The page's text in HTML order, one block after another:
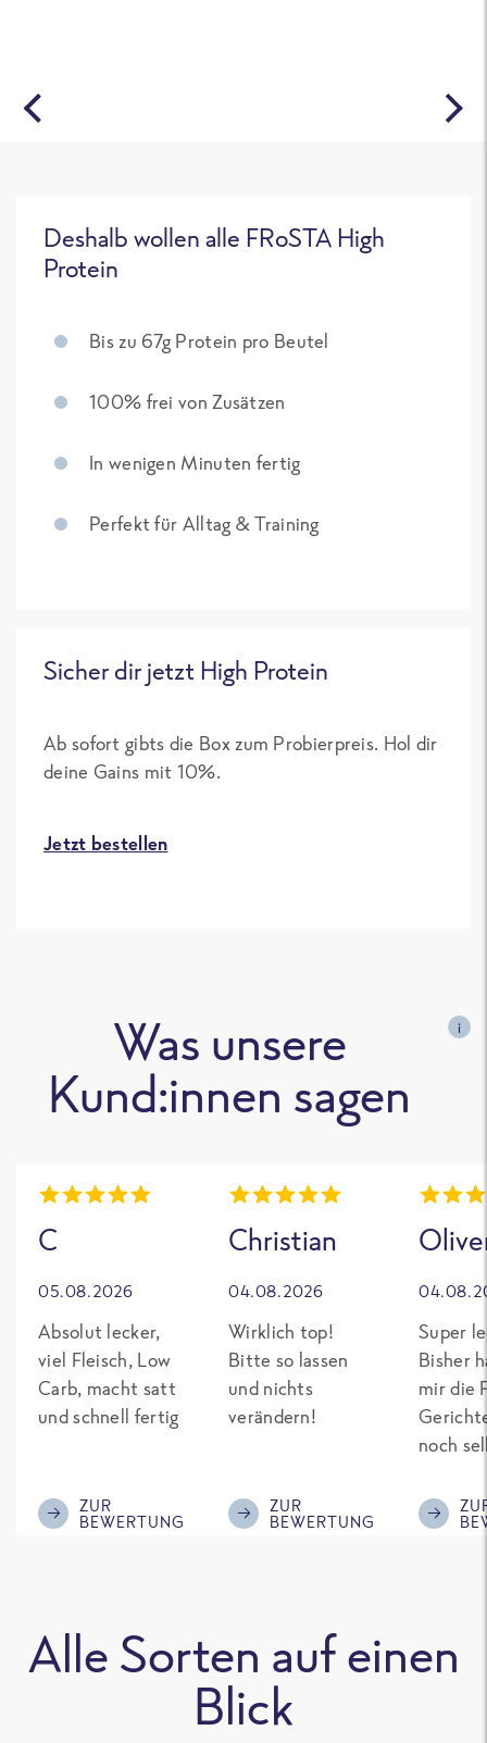
Deshalb wollen alle FRoSTA High
Protein
Bis zu 67g Protein pro Beutel
100% frei von Zusätzen
In wenigen Minuten fertig
Perfekt für Alltag & Training
Sicher dir jetzt High Protein
Ab sofort gibts die Box zum Probierpreis. Hol dir
deine Gains mit 10%.
Jetzt bestellen
Was unsere
Kund:innen sagen
i
C
05.08.2026
Absolut lecker,
viel Fleisch, Low
Carb, macht satt
und schnell fertig
ZUR
BEWERTUNG
Christian
04.08.2026
Wirklich top!
Bitte so lassen
und nichts
verändern!
ZUR
BEWERTUNG
Super
Bisher
mir die
noch
Eiweiß.
was
Alle Sorten auf einen
Blick